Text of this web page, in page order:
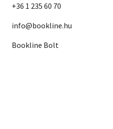
+36 1 235 60 70
info@bookline.hu
Bookline Bolt